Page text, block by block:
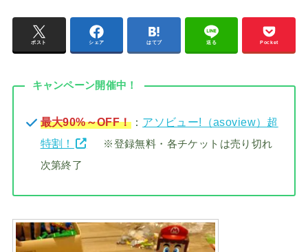
ポスト シェア はてブ 送る Pocket
キャンペーン開催中！
最大90%～OFF！： アソビュー!（asoview）超
特割！
※登録無料・各チケットは売り切れ
次第終了